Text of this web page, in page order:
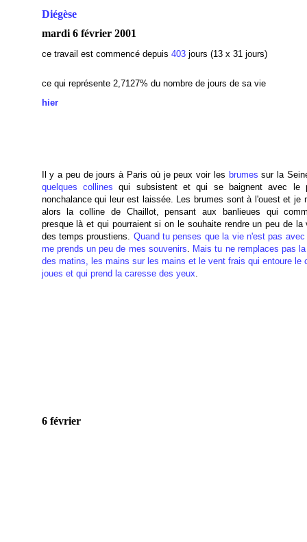
Diégèse
mardi 6 février 2001
ce travail est commencé depuis 403jours (13 x 31 jours)
ce qui représente 2,7127% du nombre de jours de sa vie
hier
Il y a peu de jours à Paris où je peux voir les brumes sur la
quelques collines qui subsistent et qui se baignent avec le
nonchalance qui leur est laissée. Les brumes sont à l'ouest et je
alors la colline de Chaillot, pensant aux banlieues qui
presque là et qui pourraient si on le souhaite rendre un peu de la
des temps proustiens. Quand tu penses que la vie n'est pas
me prends un peu de mes souvenirs. Mais tu ne remplaces pas
des matins, les mains sur les mains et le vent frais qui entoure le
joues et qui prend la caresse des yeux.
6 février